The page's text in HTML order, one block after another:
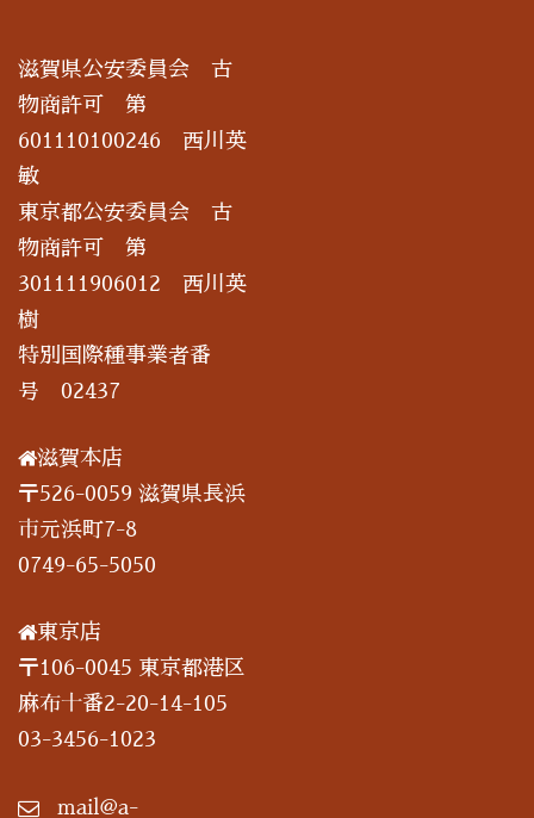
滋賀県公安委員会 古
物商許可 第
601110100246 西川英
敏
東京都公安委員会 古
物商許可 第
301111906012 西川英
樹
特別国際種事業者番
号 02437
滋賀本店
〒526-0059 滋賀県長浜
市元浜町7-8
0749-65-5050
東京店
〒106-0045 東京都港区
麻布十番2-20-14-105
03-3456-1023
mail@a-